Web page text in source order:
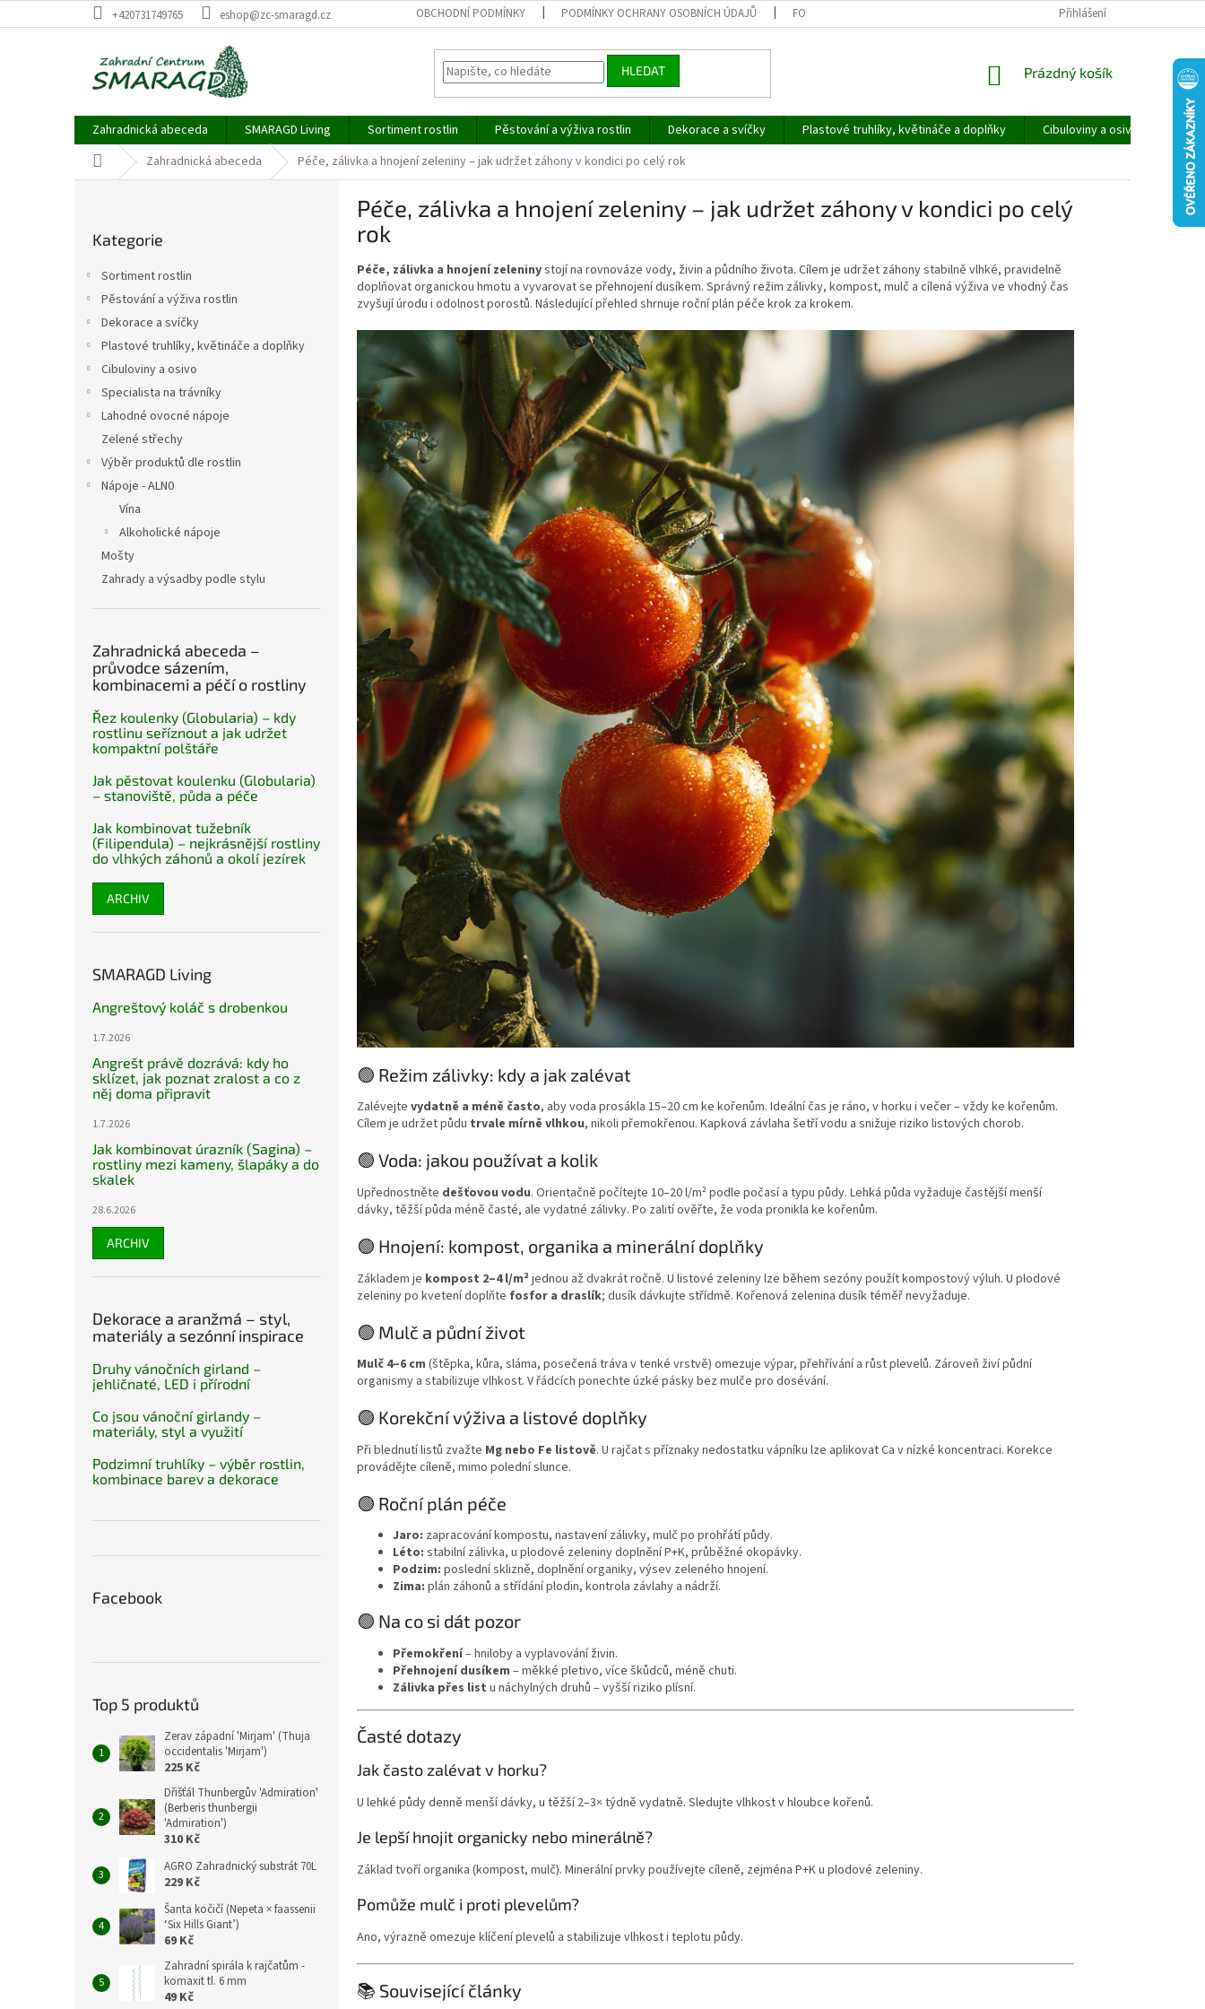
na
+420731749765 eshop@zc-smaragd.cz OBCHODNÍ PODMÍNKY PODMÍNKY OCHRANY OSOBNÍCH ÚDAJŮ FORMULÁŘ PRO UPLATNĚNÍ REKLAMACE REKLAMAČNÍ ŘÁD
Přihlášení
HLEDAT
NÁKUPNÍ
Prázdný košík
Zahradnická abeceda SMARAGD Living Sortiment rostlin Pěstování a výživa rostlin Dekorace a svíčky Plastové truhlíky, květináče a doplňky Cibuloviny a osivo
Domů Zahradnická abeceda Péče, zálivka a hnojení zeleniny – jak udržet záhony v kondici po celý rok
kategorie
Kategorie
Sortiment rostlin
Pěstování a výživa rostlin
Dekorace a svíčky
Plastové truhlíky, květináče a doplňky
Cibuloviny a osivo
Specialista na trávníky
Lahodné ovocné nápoje
Zelené střechy
Výběr produktů dle rostlin
Nápoje - ALN0
Vína
Alkoholické nápoje
Mošty
Zahrady a výsadby podle stylu
Zahradnická abeceda –
průvodce sázením,
kombinacemi a péčí o rostliny
Řez koulenky (Globularia) – kdy
rostlinu seříznout a jak udržet
kompaktní polštáře
Jak pěstovat koulenku (Globularia)
– stanoviště, půda a péče
Jak kombinovat tužebník
(Filipendula) – nejkrásnější rostliny
do vlhkých záhonů a okolí jezírek
ARCHIV
SMARAGD Living
Angreštový koláč s drobenkou
1.7.2026
Angrešt právě dozrává: kdy ho
sklízet, jak poznat zralost a co z
něj doma připravit
1.7.2026
Jak kombinovat úrazník (Sagina) –
rostliny mezi kameny, šlapáky a do
skalek
28.6.2026
ARCHIV
Dekorace a aranžmá – styl,
materiály a sezónní inspirace
Druhy vánočních girland –
jehličnaté, LED i přírodní
Co jsou vánoční girlandy –
materiály, styl a využití
Podzimní truhlíky – výběr rostlin,
kombinace barev a dekorace
Facebook
Top 5 produktů
Zerav západní 'Mirjam' (Thuja
occidentalis 'Mirjam')
225 Kč
Dřišťál Thunbergův 'Admiration'
(Berberis thunbergii
'Admiration')
310 Kč
AGRO Zahradnický substrát 70L
229 Kč
Šanta kočičí (Nepeta × faassenii
‘Six Hills Giant’)
69 Kč
Zahradní spirála k rajčatům -
komaxit tl. 6 mm
49 Kč
Péče, zálivka a hnojení zeleniny – jak udržet záhony v kondici po celý
rok
Péče, zálivka a hnojení zeleninystojí na rovnováze vody, živin a půdního života. Cílem je udržet záhony stabilně vlhké, pravidelně
doplňovat organickou hmotu a vyvarovat se přehnojení dusíkem. Správný režim zálivky, kompost, mulč a cílená výživa ve vhodný čas
zvyšují úrodu i odolnost porostů. Následující přehled shrnuje roční plán péče krok za krokem.
🟢 Režim zálivky: kdy a jak zalévat
Zalévejte vydatně a méně často, aby voda prosákla 15–20 cm ke kořenům. Ideální čas je ráno, v horku i večer – vždy ke kořenům.
Cílem je udržet půdu trvale mírně vlhkou, nikoli přemokřenou. Kapková závlaha šetří vodu a snižuje riziko listových chorob.
🟢 Voda: jakou používat a kolik
Upřednostněte dešťovou vodu. Orientačně počítejte 10–20 l/m² podle počasí a typu půdy. Lehká půda vyžaduje častější menší
dávky, těžší půda méně časté, ale vydatné zálivky. Po zalití ověřte, že voda pronikla ke kořenům.
🟢 Hnojení: kompost, organika a minerální doplňky
Základem je kompost 2–4 l/m²jednou až dvakrát ročně. U listové zeleniny lze během sezóny použít kompostový výluh. U plodové
zeleniny po kvetení doplňte fosfor a draslík; dusík dávkujte střídmě. Kořenová zelenina dusík téměř nevyžaduje.
🟢 Mulč a půdní život
Mulč 4–6 cm (štěpka, kůra, sláma, posečená tráva v tenké vrstvě) omezuje výpar, přehřívání a růst plevelů. Zároveň živí půdní
organismy a stabilizuje vlhkost. V řádcích ponechte úzké pásky bez mulče pro dosévání.
🟢 Korekční výživa a listové doplňky
Při blednutí listů zvažte Mg nebo Fe listově. U rajčat s příznaky nedostatku vápníku lze aplikovat Ca v nízké koncentraci. Korekce
provádějte cíleně, mimo polední slunce.
🟢 Roční plán péče
Jaro: zapracování kompostu, nastavení zálivky, mulč po prohřátí půdy.
Léto: stabilní zálivka, u plodové zeleniny doplnění P+K, průběžné okopávky.
Podzim: poslední sklizně, doplnění organiky, výsev zeleného hnojení.
Zima: plán záhonů a střídání plodin, kontrola závlahy a nádrží.
🟢 Na co si dát pozor
Přemokření– hniloby a vyplavování živin.
Přehnojení dusíkem – měkké pletivo, více škůdců, méně chuti.
Zálivka přes list u náchylných druhů – vyšší riziko plísní.
Časté dotazy
Jak často zalévat v horku?
U lehké půdy denně menší dávky, u těžší 2–3× týdně vydatně. Sledujte vlhkost v hloubce kořenů.
Je lepší hnojit organicky nebo minerálně?
Základ tvoří organika (kompost, mulč). Minerální prvky používejte cíleně, zejména P+K u plodové zeleniny.
Pomůže mulč i proti plevelům?
Ano, výrazně omezuje klíčení plevelů a stabilizuje vlhkost i teplotu půdy.
📚 Související články